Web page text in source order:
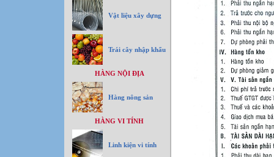
Vật liệu xây dựng
Trái cây nhập khẩu
HÀNG NỘI ĐỊA
Hàng nông sản
HÀNG VI TÍNH
Linh kiện vi tính